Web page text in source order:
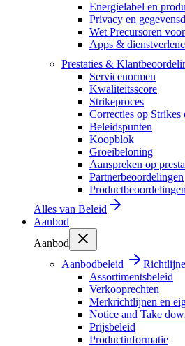
Energielabel en
Privacy en
Wet Precursoren
Apps &
Prestaties &
Servicenormen
Kwaliteitsscore
Strikeproces
Correcties op
Beleidspunten
Koopblok
Groeibeloning
Aanspreken op
Partnerbeoordelingen
Productbeoordelingen
Alles van Beleid
Aanbod
Aanbod
Aanbodbeleid
Assortimentsbeleid
Verkooprechten
Merkrichtlijnen en
Notice and Take
Prijsbeleid
Productinformatie